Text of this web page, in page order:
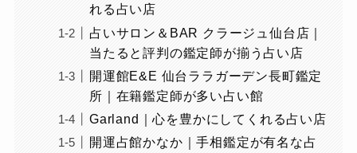
れる占い店
占いサロン＆BAR クラージュ仙台店｜
当たると評判の鑑定師が揃う占い店
開運館E&E 仙台ララガーデン長町鑑定
所｜在籍鑑定師が多い占い館
Garland｜心を豊かにしてくれる占い店
開運占館かなか｜手相鑑定が有名な占